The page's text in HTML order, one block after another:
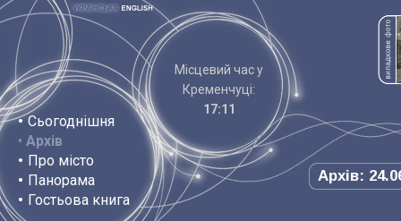
• Сьогоднішня
• Архів
• Про місто
• Панорама
• Гостьова книга
Місцевий час у
Кременчуці:
17:11
Архів: